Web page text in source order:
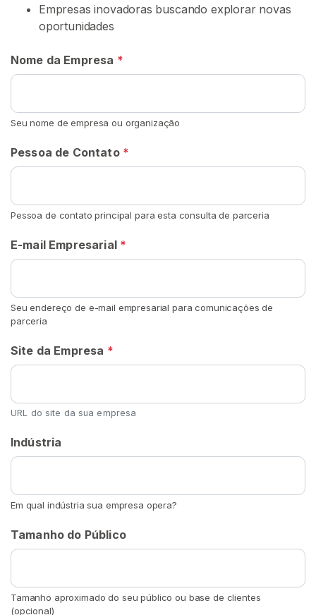
Empresas inovadoras buscando explorar novas
oportunidades
Nome da Empresa *
Seu nome de empresa ou organização
Pessoa de Contato *
Pessoa de contato principal para esta consulta de parceria
E-mail Empresarial *
Seu endereço de e-mail empresarial para comunicações de
parceria
Site da Empresa *
URL do site da sua empresa
Indústria
Em qual indústria sua empresa opera?
Tamanho do Público
Tamanho aproximado do seu público ou base de clientes
(opcional)
a
r
e
n
e
d
r
s
o
n
e
ú
D
C
ç
d
o
a